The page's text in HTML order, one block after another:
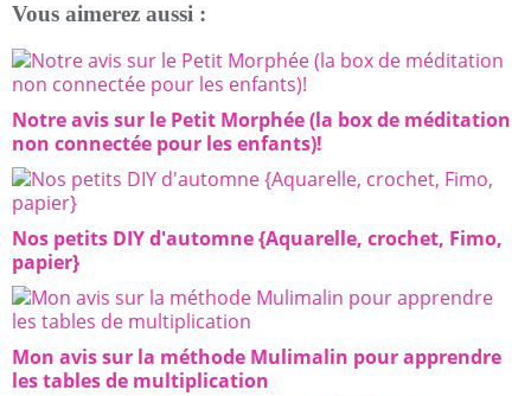
Vous aimerez aussi :
Notre avis sur le Petit Morphée (la box de méditation
non connectée pour les enfants)!
Nos petits DIY d'automne {Aquarelle, crochet, Fimo,
papier}
Mon avis sur la méthode Mulimalin pour apprendre
les tables de multiplication